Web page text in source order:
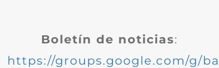
Boletín de noticias:
https://groups.google.com/g/